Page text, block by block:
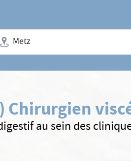
+ N° de département, région ou CP
Chirurgien
au sein des